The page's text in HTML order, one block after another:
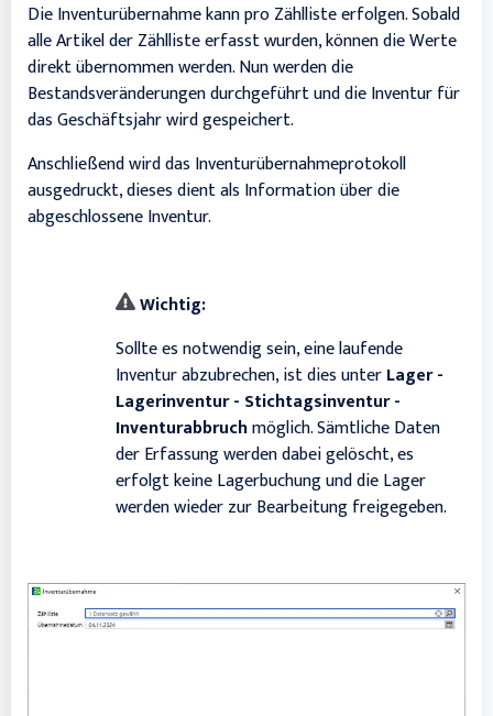
Die Inventurübernahme kann pro Zählliste erfolgen. Sobald
alle Artikel der Zählliste erfasst wurden, können die Werte
direkt übernommen werden. Nun werden die
Bestandsveränderungen durchgeführt und die Inventur für
das Geschäftsjahr wird gespeichert.
Anschließend wird das Inventurübernahmeprotokoll
ausgedruckt, dieses dient als Information über die
abgeschlossene Inventur.
Wichtig:
Sollte es notwendig sein, eine laufende
Inventur abzubrechen, ist dies unterLager -
Lagerinventur - Stichtagsinventur -
Inventurabbruchmöglich. Sämtliche Daten
der Erfassung werden dabei gelöscht, es
erfolgt keine Lagerbuchung und die Lager
werden wieder zur Bearbeitung freigegeben.